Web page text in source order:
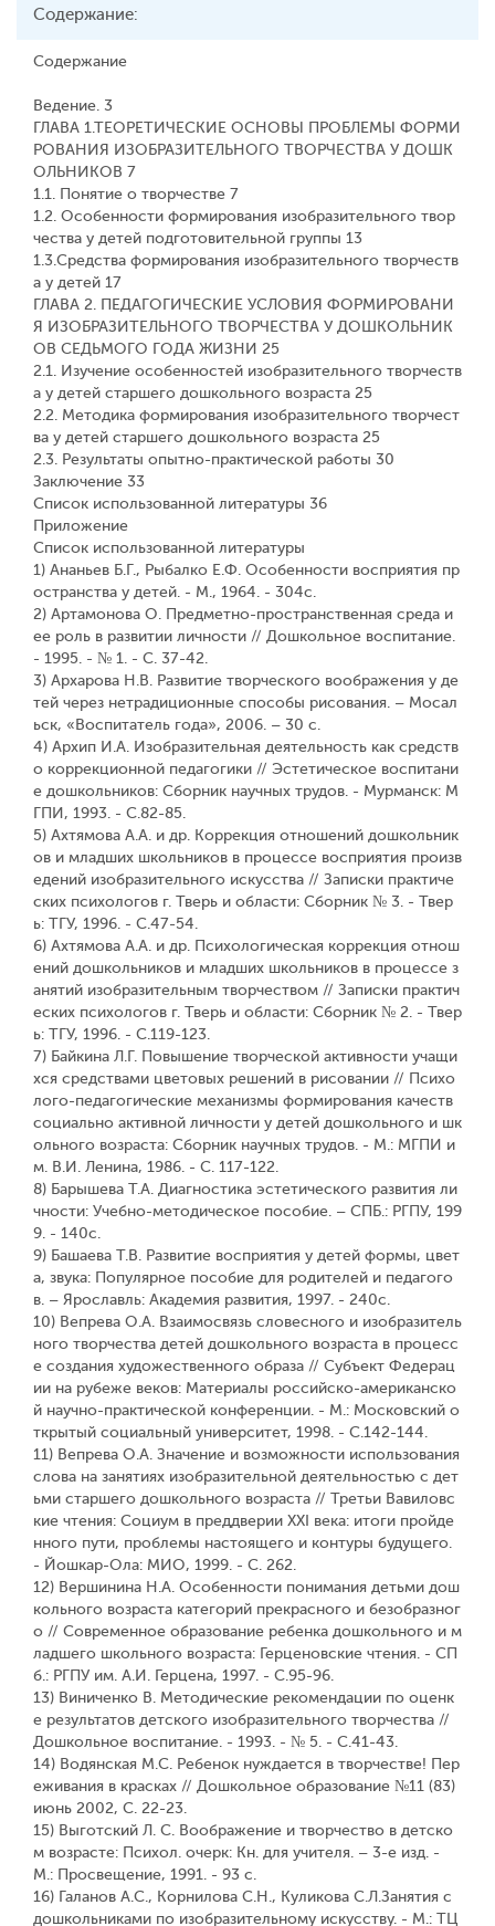
Содержание:
Содержание
Ведение. 3
ГЛАВА 1.ТЕОРЕТИЧЕСКИЕ ОСНОВЫ ПРОБЛЕМЫ ФОРМИ
РОВАНИЯ ИЗОБРАЗИТЕЛЬНОГО ТВОРЧЕСТВА У ДОШК
ОЛЬНИКОВ 7
1.1. Понятие о творчестве 7
1.2. Особенности формирования изобразительного твор
чества у детей подготовительной группы 13
1.3.Средства формирования изобразительного творчеств
а у детей 17
ГЛАВА 2. ПЕДАГОГИЧЕСКИЕ УСЛОВИЯ ФОРМИРОВАНИ
Я ИЗОБРАЗИТЕЛЬНОГО ТВОРЧЕСТВА У ДОШКОЛЬНИК
ОВ СЕДЬМОГО ГОДА ЖИЗНИ 25
2.1. Изучение особенностей изобразительного творчеств
а у детей старшего дошкольного возраста 25
2.2. Методика формирования изобразительного творчест
ва у детей старшего дошкольного возраста 25
2.3. Результаты опытно-практической работы 30
Заключение 33
Список использованной литературы 36
Приложение
Список использованной литературы
1) Ананьев Б.Г., Рыбалко Е.Ф. Особенности восприятия пр
остранства у детей. - М., 1964. - 304с.
2) Артамонова О. Предметно-пространственная среда и
ее роль в развитии личности // Дошкольное воспитание.
- 1995. - № 1. - С. 37-42.
3) Архарова Н.В. Развитие творческого воображения у де
тей через нетрадиционные способы рисования. – Мосал
ьск, «Воспитатель года», 2006. – 30 с.
4) Архип И.А. Изобразительная деятельность как средств
о коррекционной педагогики // Эстетическое воспитани
е дошкольников: Сборник научных трудов. - Мурманск: М
ГПИ, 1993. - С.82-85.
5) Ахтямова А.А. и др. Коррекция отношений дошкольник
ов и младших школьников в процессе восприятия произв
едений изобразительного искусства // Записки практиче
ских психологов г. Тверь и области: Сборник № 3. - Твер
ь: ТГУ, 1996. - С.47-54.
6) Ахтямова А.А. и др. Психологическая коррекция отнош
ений дошкольников и младших школьников в процессе з
анятий изобразительным творчеством // Записки практич
еских психологов г. Тверь и области: Сборник № 2. - Твер
ь: ТГУ, 1996. - С.119-123.
7) Байкина Л.Г. Повышение творческой активности учащи
хся средствами цветовых решений в рисовании // Психо
лого-педагогические механизмы формирования качеств
социально активной личности у детей дошкольного и шк
ольного возраста: Сборник научных трудов. - М.: МГПИ и
м. В.И. Ленина, 1986. - С. 117-122.
8) Барышева Т.А. Диагностика эстетического развития ли
чности: Учебно-методическое пособие. – СПБ.: РГПУ, 199
9. - 140с.
9) Башаева Т.В. Развитие восприятия у детей формы, цвет
а, звука: Популярное пособие для родителей и педагого
в. – Ярославль: Академия развития, 1997. - 240с.
10) Вепрева О.А. Взаимосвязь словесного и изобразитель
ного творчества детей дошкольного возраста в процесс
е создания художественного образа // Субъект Федерац
ии на рубеже веков: Материалы российско-американско
й научно-практической конференции. - М.: Московский о
ткрытый социальный университет, 1998. - С.142-144.
11) Вепрева О.А. Значение и возможности использования
слова на занятиях изобразительной деятельностью с дет
ьми старшего дошкольного возраста // Третьи Вавиловс
кие чтения: Социум в преддверии XXI века: итоги пройде
нного пути, проблемы настоящего и контуры будущего.
- Йошкар-Ола: МИО, 1999. - С. 262.
12) Вершинина Н.А. Особенности понимания детьми дош
кольного возраста категорий прекрасного и безобразног
о // Современное образование ребенка дошкольного и м
ладшего школьного возраста: Герценовские чтения. - СП
б.: РГПУ им. А.И. Герцена, 1997. - С.95-96.
13) Виниченко В. Методические рекомендации по оценк
е результатов детского изобразительного творчества //
Дошкольное воспитание. - 1993. - № 5. - С.41-43.
14) Водянская М.С. Ребенок нуждается в творчестве! Пер
еживания в красках // Дошкольное образование №11 (83)
июнь 2002, С. 22-23.
15) Выготский Л. С. Воображение и творчество в детско
м возрасте: Психол. очерк: Кн. для учителя. – 3-e изд. -
М.: Просвещение, 1991. - 93 с.
16) Галанов А.С., Корнилова С.Н., Куликова С.Л.Занятия с
дошкольниками по изобразительному искусству. - М.: ТЦ